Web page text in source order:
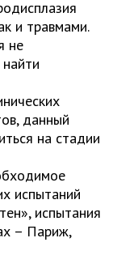
и травмами.
не
данный
на стадии
испытаний
испытания
– Париж,